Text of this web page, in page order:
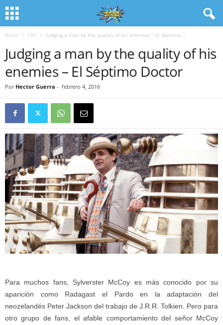
Inicio 101 Judging a man by the quality of his enemies – El Séptimo...
Judging a man by the quality of his
enemies – El Séptimo Doctor
Por Hector Guerra - febrero 4, 2016
Para muchos fans, Sylverster McCoy es más conocido por su
aparición como Radagast el Pardo en la adaptación del
neozelandés Peter Jackson del trabajo de J.R.R. Tolkien. Pero para
otro grupo de fans, el afable comportamiento del señor McCoy